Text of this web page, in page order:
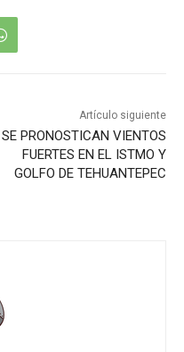
Artículo siguiente
SE PRONOSTICAN VIENTOS
FUERTES EN EL ISTMO Y
GOLFO DE TEHUANTEPEC